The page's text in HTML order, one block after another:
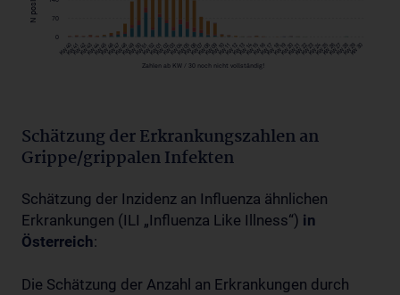
Schätzung der Erkrankungszahlen an
Grippe/grippalen Infekten
Schätzung der Inzidenz an Influenza ähnlichen
Erkrankungen (ILI „Influenza Like Illness“) in
Österreich:
Die Schätzung der Anzahl an Erkrankungen durch